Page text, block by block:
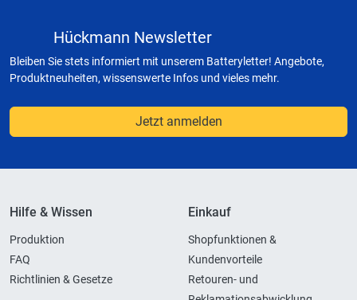
Hückmann Newsletter
Bleiben Sie stets informiert mit unserem Batteryletter! Angebote,
Produktneuheiten, wissenswerte Infos und vieles mehr.
Jetzt anmelden
Hilfe & Wissen
Produktion
FAQ
Richtlinien & Gesetze
Einkauf
Shopfunktionen &
Kundenvorteile
Retouren- und